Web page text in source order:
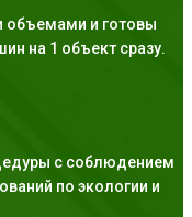
объемами и готовы
на 1 объект сразу.
с соблюдением
по экологии и